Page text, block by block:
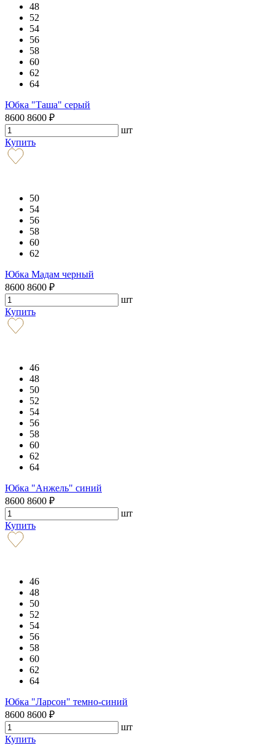
48
52
54
56
58
60
62
64
Юбка "Таша" серый
8600 8600 ₽
шт
Купить
50
54
56
58
60
62
Юбка Мадам черный
8600 8600 ₽
шт
Купить
46
48
50
52
54
56
58
60
62
64
Юбка "Анжель" синий
8600 8600 ₽
шт
Купить
46
48
50
52
54
56
58
60
62
64
Юбка "Ларсон" темно-синий
8600 8600 ₽
шт
Купить